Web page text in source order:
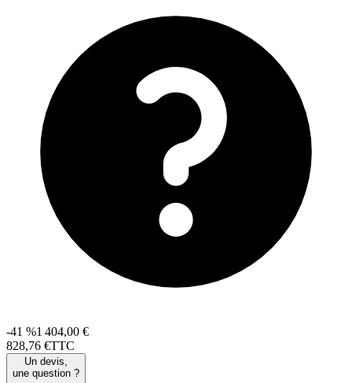
-41 %1 404,00 €
828,76 €TTC
Un devis,
une question ?